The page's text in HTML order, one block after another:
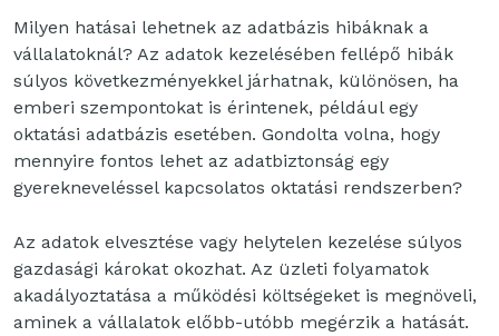
Milyen hatásai lehetnek az adatbázis hibáknak a
vállalatoknál? Az adatok kezelésében fellépő hibák
súlyos következményekkel járhatnak, különösen, ha
emberi szempontokat is érintenek, például egy
oktatási adatbázis esetében. Gondolta volna, hogy
mennyire fontos lehet az adatbiztonság egy
gyerekneveléssel kapcsolatos oktatási rendszerben?
Az adatok elvesztése vagy helytelen kezelése súlyos
gazdasági károkat okozhat. Az üzleti folyamatok
akadályoztatása a működési költségeket is megnöveli,
aminek a vállalatok előbb-utóbb megérzik a hatását.